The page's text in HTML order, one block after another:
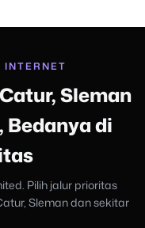
Sleman
Bedanya di
Pilih jalur prioritas
Sleman dan sekitar